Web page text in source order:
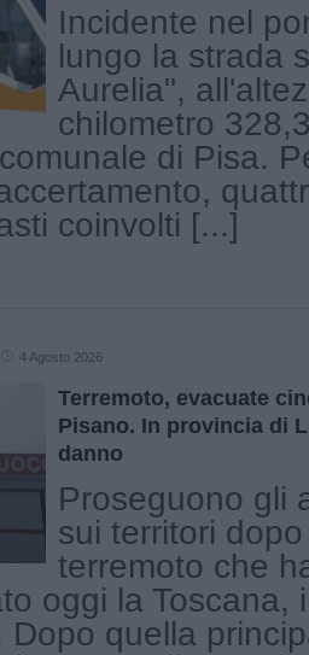
Incidente nel
lungo la strada
Aurelia",
chilometro
di Pisa.
coinvolti [...]
4 Agosto 2026
Terremoto, evacuate
Pisano. In provincia di
danno
Proseguono gli
sui territori
terremoto che
oggi la Toscana,
Dopo quella